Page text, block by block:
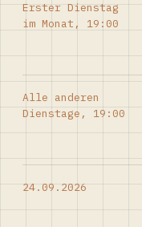
Erster Dienstag
im Monat, 19:00
Alle anderen
Dienstage, 19:00
24.09.2026